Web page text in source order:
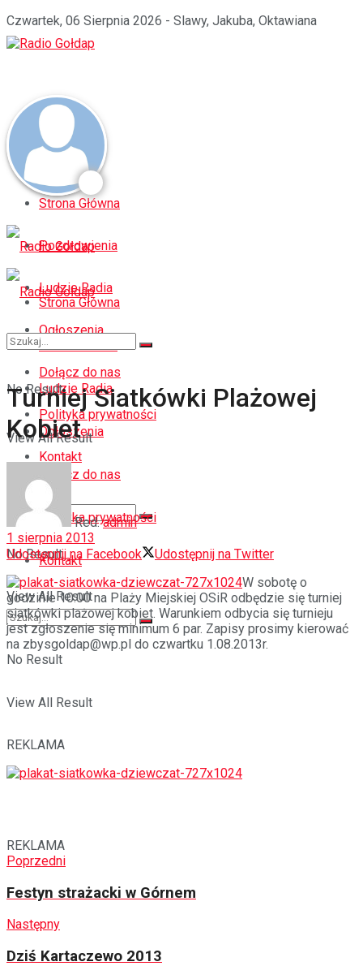
Czwartek, 06 Sierpnia 2026 - Slawy, Jakuba, Oktawiana
Strona Główna
Pozdrowienia
Ludzie Radia
Ogłoszenia
Dołącz do nas
Polityka prywatności
Kontakt
No Result
View All Result
Strona Główna
Pozdrowienia
Ludzie Radia
Ogłoszenia
Dołącz do nas
Polityka prywatności
Kontakt
No Result
View All Result
No Result
View All Result
Turniej Siatkówki Plażowej
Kobiet
Red. admin
1 sierpnia 2013
Udostępnij na Facebook
Udostępnij na Twitter
W sobotę o
godzinie 10:00 na Plaży Miejskiej OSiR odbędzie się turniej
siatkówki plażowej kobiet. Warunkiem odbycia się turnieju
jest zgłoszenie się minimum 6 par. Zapisy prosimy kierować
na zbysgoldap@wp.pl do czwartku 1.08.2013r.
REKLAMA
REKLAMA
Poprzedni
Festyn strażacki w Górnem
Następny
Dziś Kartaczewo 2013